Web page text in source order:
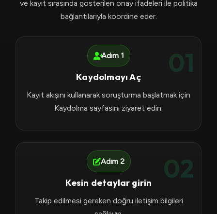
ve kayıt sırasında gösterilen onay ifadeleri ile politika
bağlantılarıyla koordine eder.
01
Adım 1
Kaydolmayı Aç
Kayıt akışını kullanarak soruşturma başlatmak için
Kaydolma sayfasını ziyaret edin.
02
Adım 2
Kesin detaylar girin
Takip edilmesi gereken doğru iletişim bilgileri